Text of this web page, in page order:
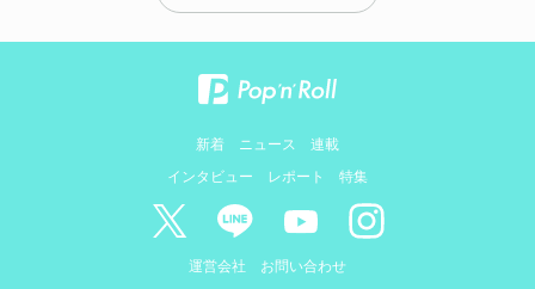
新着 ニュース
連載
インタビュー
レポート 特集
運営会社 お問い合わせ